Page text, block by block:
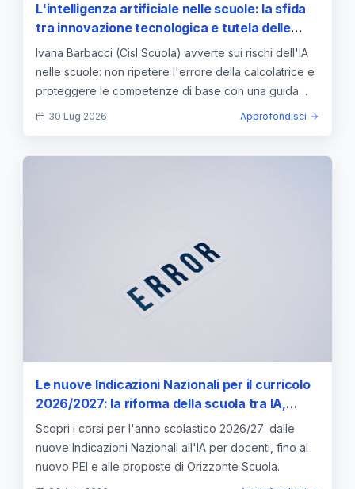
L'intelligenza artificiale nelle scuole: la sfida
tra innovazione tecnologica e tutela delle
competenze di base
Ivana Barbacci (Cisl Scuola) avverte sui rischi dell'IA
nelle scuole: non ripetere l'errore della calcolatrice e
proteggere le competenze di base con una guida
umana.
30 Lug 2026 Approfondisci
Le nuove Indicazioni Nazionali per il curricolo
2026/2027: la riforma della scuola tra IA,
competenze STEM e ritorno alle basi
Scopri i corsi per l'anno scolastico 2026/27: dalle
nuove Indicazioni Nazionali all'IA per docenti, fino al
nuovo PEI e alle proposte di Orizzonte Scuola.